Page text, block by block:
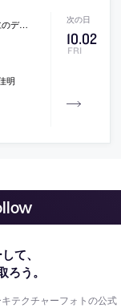
10.02
FRI
リー
明
て、
う。
テクチャーフォトの公式